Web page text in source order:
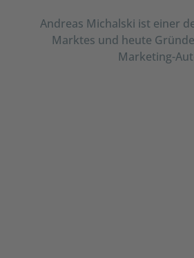
Andreas Michalski ist einer
Marktes und heute
Marketing-